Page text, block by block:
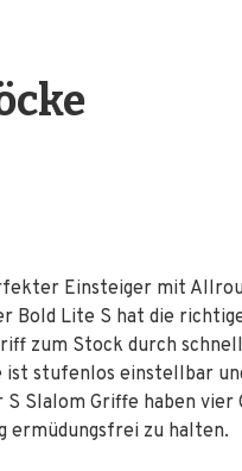
Einsteiger mit
Bold Lite S hat die
zum Stock durch
stufenlos einstellbar
Slalom Griffe haben vier
ermüdungsfrei zu halten.